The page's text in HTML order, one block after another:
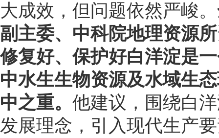
大成效，但问题依然严峻。
副主委、中科院地理资源
修复好、保护好白洋淀是
中水生生物资源及水域生
中之重。 他建议，围绕白
发展理念，引入现代生产